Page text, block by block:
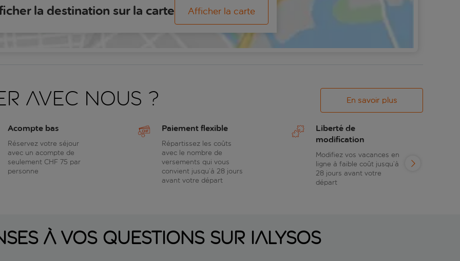
la destination sur la carte Afficher la carte
avec nous ? En savoir plus
Acompte bas
Réservez votre séjour
avec un acompte de
seulement CHF 75 par
personne
Paiement flexible
Répartissez les coûts
avec le nombre de
versements qui vous
convient jusqu’à 28 jours
avant votre départ
Liberté de
modification
Modifiez vos vacances en
ligne à faible coût jusqu’à
28 jours avant votre
départ
à vos questions sur Ialysos